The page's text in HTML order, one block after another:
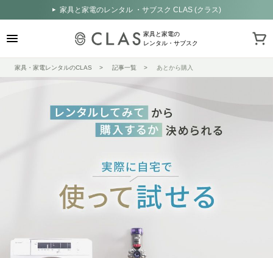
家具と家電のレンタル ・サブスク CLAS (クラス)
家具と家電の
レンタル・サブスク
家具・家電レンタルのCLAS 記事一覧 あとから購入